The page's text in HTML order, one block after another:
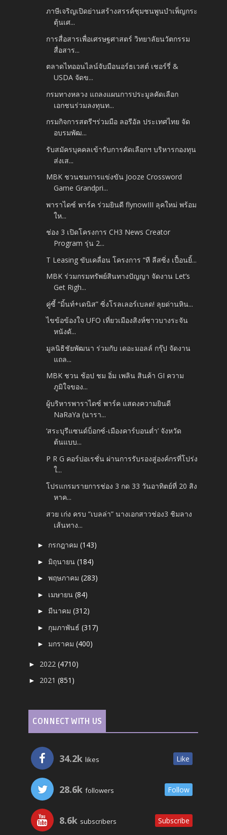
ภาษีเจริญเปิดย่านสร้างสรรค์ชุมชนพูนบำเพ็ญกระ
ตุ้นเศ...
การสื่อสารเพื่อเศรษฐศาสตร์ วิทยาลัยนวัตกรรม
สื่อสาร...
ตลาดไทออนไลน์จับมือนอร์ธเวสต์ เชอร์รี่ &
USDA จัดข...
กรมทางหลวง แถลงแผนการประมูลคัดเลือก
เอกชนร่วมลงทุนท...
กรมกิจการสตรีฯร่วมมือ ลอรีอัล ประเทศไทย จัด
อบรมพัฒ...
รับสมัครบุคคลเข้ารับการคัดเลือกฯ บริหารกองทุน
ส่งเส...
MBK ชวนชมการแข่งขัน Jooze Crossword
Game Grandpri...
พาราไดซ์ พาร์ค ร่วมยินดี flynowIII ลุคใหม่ พร้อม
ให...
ช่อง 3 เปิดโครงการ CH3 News Creator
Program รุ่น 2...
T Leasing ขับเคลื่อน โครงการ “ที ลีสซิ่ง เปื้อนยิ้...
MBK ร่วมกรมทรัพย์สินทางปัญญา จัดงาน Let’s
Get Righ...
คู่ซี้ “มิ้นท์+เดนิส” ซิ่งโรลเลอร์เบลด! ลุยด่านหิน...
ไขข้อข้องใจ UFO เที่ยวเมืองสิงห์ชาวบางระจัน
หนังดั...
มูลนิธิชัยพัฒนา ร่วมกับ เดอะมอลล์ กรุ๊ป จัดงาน
แถล...
MBK ชวน ช้อป ชม อิ่ม เพลิน สินค้า GI ความ
ภูมิใจของ...
ผู้บริหารพาราไดซ์ พาร์ค แสดงความยินดี
NaRaYa (นารา...
‘สระบุรีแซนด์บ็อกซ์-เมืองคาร์บอนต่ำ’ จังหวัด
ต้นแบบ...
P R G คอร์ปอเรชั่น ผ่านการรับรองสู่องค์กรที่โปร่ง
ใ...
โปรแกรมรายการช่อง 3 กด 33 วันอาทิตย์ที่ 20 สิง
หาค...
สวย เก่ง ครบ “เบลล่า” นางเอกสาวช่อง3 ชิมลาง
เส้นทาง...
► กรกฎาคม(143)
► มิถุนายน(184)
►พฤษภาคม(283)
► เมษายน(84)
► มีนาคม(312)
► กุมภาพันธ์(317)
► มกราคม(400)
► 2022(4710)
► 2021(851)
CONNECT WITH US
34.2k likes Like
28.6k followers Follow
8.6k subscribers Subscribe